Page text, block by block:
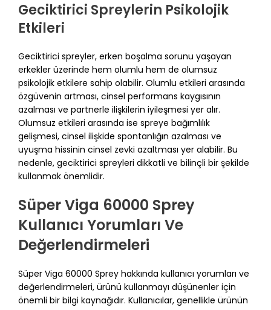
Geciktirici Spreylerin Psikolojik
Etkileri
Geciktirici spreyler, erken boşalma sorunu yaşayan
erkekler üzerinde hem olumlu hem de olumsuz
psikolojik etkilere sahip olabilir. Olumlu etkileri arasında
özgüvenin artması, cinsel performans kaygısının
azalması ve partnerle ilişkilerin iyileşmesi yer alır.
Olumsuz etkileri arasında ise spreye bağımlılık
gelişmesi, cinsel ilişkide spontanlığın azalması ve
uyuşma hissinin cinsel zevki azaltması yer alabilir. Bu
nedenle, geciktirici spreyleri dikkatli ve bilinçli bir şekilde
kullanmak önemlidir.
Süper Viga 60000 Sprey
Kullanıcı Yorumları Ve
Değerlendirmeleri
Süper Viga 60000 Sprey hakkında kullanıcı yorumları ve
değerlendirmeleri, ürünü kullanmayı düşünenler için
önemli bir bilgi kaynağıdır. Kullanıcılar, genellikle ürünün